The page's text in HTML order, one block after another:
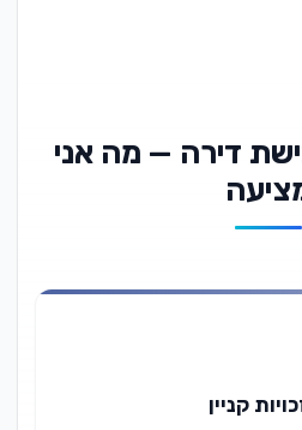
דירה — מה אני
קניין